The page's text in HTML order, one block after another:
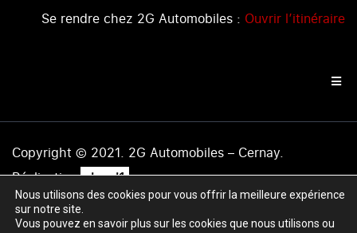
Se rendre chez 2G Automobiles : Ouvrir l’itinéraire
Copyright © 2021. 2G Automobiles – Cernay.
Réalisation .level1
Mentions légales|Politique de confidentialité|Plan du
site
Nous utilisons des cookies pour vous offrir la meilleure expérience
sur notre site.
Vous pouvez en savoir plus sur les cookies que nous utilisons ou